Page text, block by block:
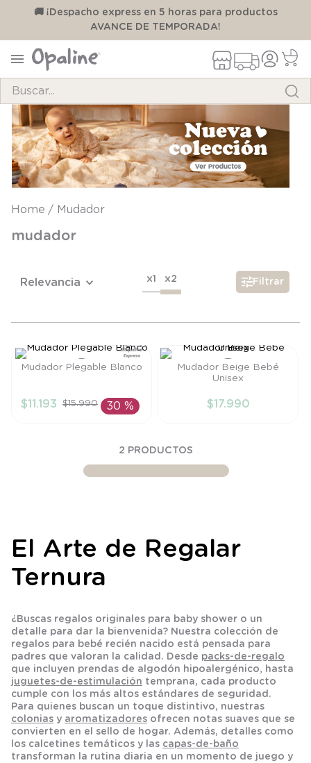
🚚 ¡Despacho express en 5 horas para productos
AVANCE DE TEMPORADA!
Mudador
mudador
Relevancia x1 x2 Filtrar
Mudador Plegable Blanco
$11 .193 $15.990 30 %
Mudador Beige Bebé
Unisex
$17.990
2 PRODUCTOS
El Arte de Regalar
Ternura
¿Buscas regalos originales para baby shower o un
detalle para dar la bienvenida? Nuestra colección de
regalos para bebé recién nacido está pensada para
padres que valoran la calidad. Desde packs-de-regalo
que incluyen prendas de algodón hipoalergénico, hasta
juguetes-de-estimulación temprana, cada producto
cumple con los más altos estándares de seguridad.
Para quienes buscan un toque distintivo, nuestras
colonias y aromatizadores ofrecen notas suaves que se
convierten en el sello de hogar. Además, detalles como
los calcetines temáticos y las capas-de-baño
transforman la rutina diaria en un momento de juego y
TÉRMINOS MÁS BUSCADOS
1.
pijama
2.
calcetines
zapatillas
6
8.
saco
9.
saco dormir
10. poleron